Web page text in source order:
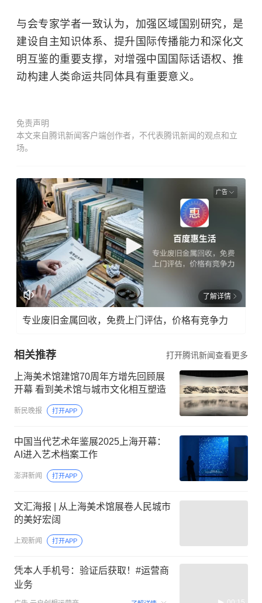
与会专家学者一致认为，加强区域国别研究，是
建设自主知识体系、提升国际传播能力和深化文
明互鉴的重要支撑，对增强中国国际话语权、推
动构建 人类命运共同体具有重要意义。
免责声明
本文来自腾讯新闻客户端创作者，不代表腾讯新闻的观点和立
场。
广告
了解详情
专业废旧金属回收，免费上门评估，价格有竞争力
相关推荐 打开腾讯新闻查看更多
上海美术馆建馆70周年方增先回顾展
开幕 看到美术馆与城市文化相互塑造
新民晚报 打开APP
中国当代艺术年鉴展2025上海开幕：
AI进入艺术档案工作
澎湃新闻 打开APP
文汇海报 | 从上海美术馆展卷人民城市
的美好宏阔
上观新闻 打开APP
凭本人手机号：验证后获取！#运营商
业务